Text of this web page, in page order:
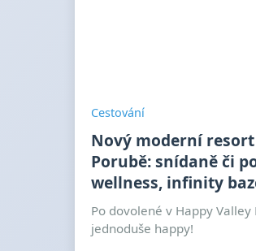
Cestování
Nový moderní
Porubě: snídaně či
wellness, infinity
Po dovolené v Happy Valley
jednoduše happy!